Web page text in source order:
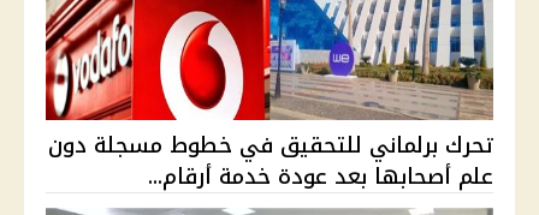
تحرك برلماني للتحقيق في خطوط مسجلة دون
علم أصحابها بعد عودة خدمة أرقام...